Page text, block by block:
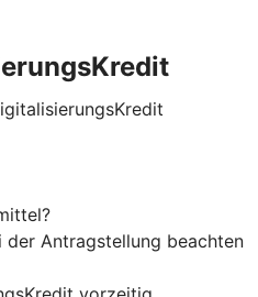
Antragstellung beachten